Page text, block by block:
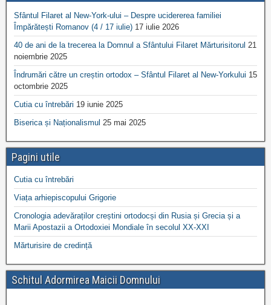
Sfântul Filaret al New-York-ului – Despre ucidererea familiei
Împărătești Romanov (4 / 17 iulie) 17 iulie 2026
40 de ani de la trecerea la Domnul a Sfântului Filaret Mărturisitorul 21
noiembrie 2025
Îndrumări către un creștin ortodox – Sfântul Filaret al New-Yorkului 15
octombrie 2025
Cutia cu întrebări 19 iunie 2025
Biserica și Naționalismul 25 mai 2025
Pagini utile
Cutia cu întrebări
Viața arhiepiscopului Grigorie
Cronologia adevăraților creștini ortodocși din Rusia și Grecia și a
Marii Apostazii a Ortodoxiei Mondiale în secolul XX-XXI
Mărturisire de credință
Schitul Adormirea Maicii Domnului